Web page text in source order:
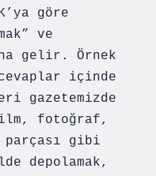
göre
ve
gelir. Örnek
içinde
gazetemizde
fotoğraf,
parçası gibi
depolamak,